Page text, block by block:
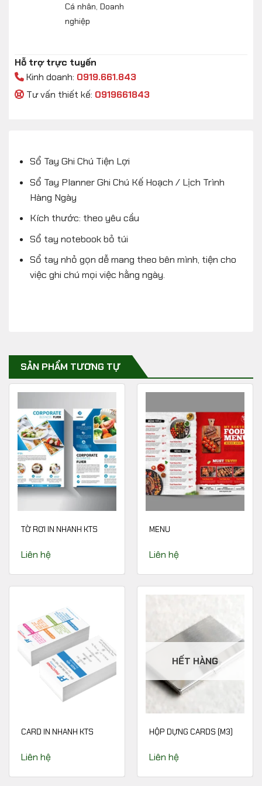
Cá nhân, Doanh
nghiệp
Hỗ trợ trực tuyến
Kinh doanh: 0919.661.843
Tư vấn thiết kế: 0919661843
Sổ Tay Ghi Chú Tiện Lợi
Sổ Tay Planner Ghi Chú Kế Hoạch / Lịch Trình
Hàng Ngày
Kích thước: theo yêu cầu
Sổ tay notebook bỏ túi
Sổ tay nhỏ gọn dễ mang theo bên mình, tiện cho
việc ghi chú mọi việc hằng ngày.
SẢN PHẨM TƯƠNG TỰ
TỜ RƠI IN NHANH KTS
Liên hệ
MENU
Liên hệ
CARD IN NHANH KTS
Liên hệ
HẾT HÀNG
HỘP DỰNG CARDS (M3)
Liên hệ